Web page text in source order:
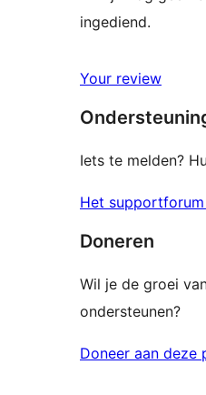
ingediend.
Your review
Iets te melden?
Het
Doneren
Wil je de groei
ondersteunen?
Doneer aan deze